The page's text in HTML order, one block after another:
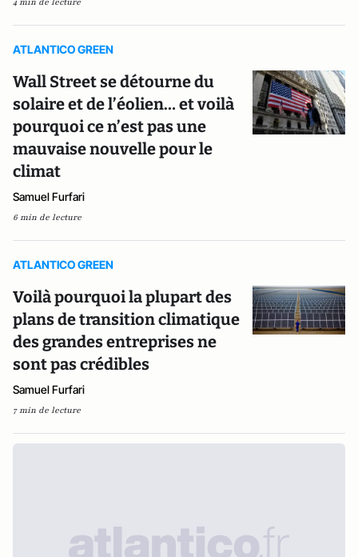
ATLANTICO GREEN
Wall Street se détourne du
solaire et de l’éolien… et voilà
pourquoi ce n’est pas une
mauvaise nouvelle pour le
climat
Samuel Furfari
6 min de lecture
ATLANTICO GREEN
Voilà pourquoi la plupart des
plans de transition climatique
des grandes entreprises ne
sont pas crédibles
Samuel Furfari
7 min de lecture